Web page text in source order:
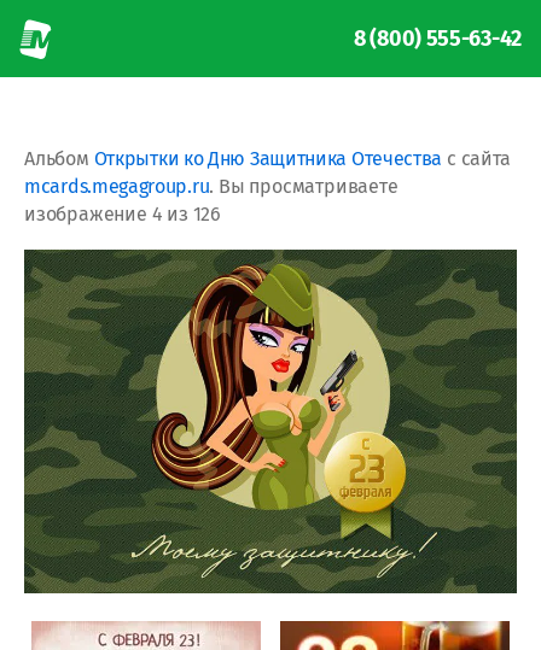
8 (800) 555-63-42
Альбом Открытки ко Дню Защитника Отечества с сайта
mcards.megagroup.ru. Вы просматриваете
изображение 4 из 126